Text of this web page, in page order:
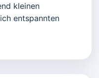
kleinen
entspannten